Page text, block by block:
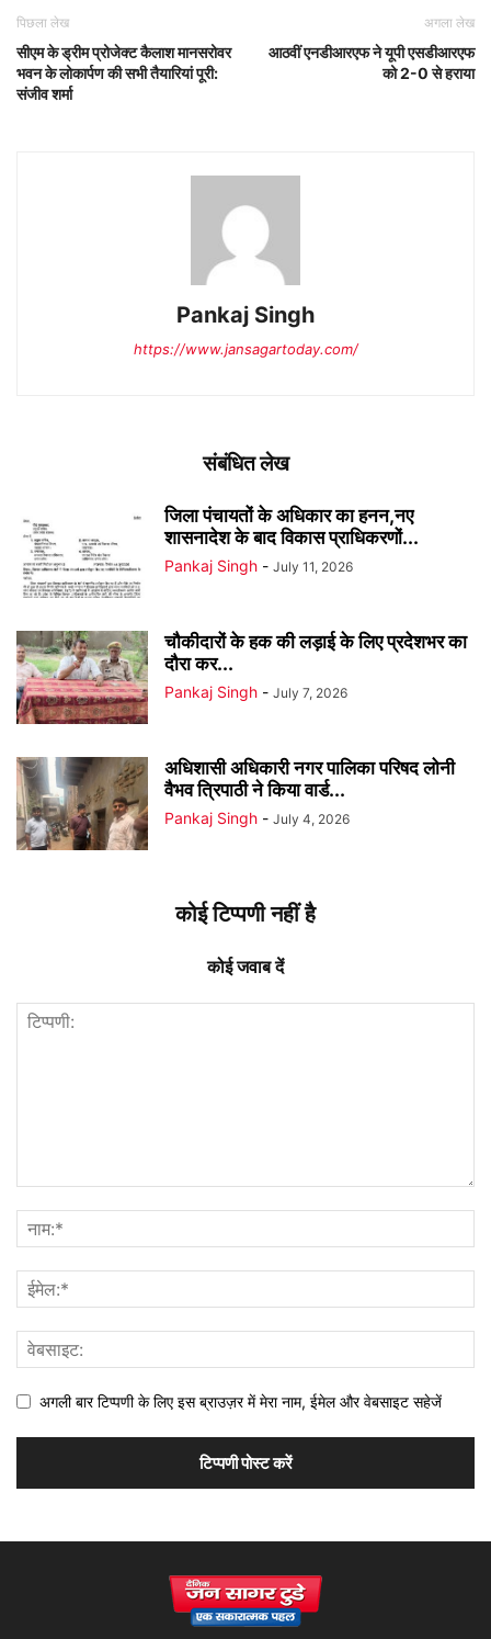
पिछला लेख
सीएम के ड्रीम प्रोजेक्ट कैलाश मानसरोवर
भवन के लोकार्पण की सभी तैयारियां पूरी:
संजीव शर्मा
अगला लेख
आठवीं एनडीआरएफ ने यूपी एसडीआरएफ
को 2-0 से हराया
Pankaj Singh
https://www.jansagartoday.com/
संबंधित लेख
जिला पंचायतों के अधिकार का हनन,नए
शासनादेश के बाद विकास प्राधिकरणों...
Pankaj Singh - July 11, 2026
चौकीदारों के हक की लड़ाई के लिए प्रदेशभर का
दौरा कर...
Pankaj Singh - July 7, 2026
अधिशासी अधिकारी नगर पालिका परिषद लोनी
वैभव त्रिपाठी ने किया वार्ड...
Pankaj Singh - July 4, 2026
कोई टिप्पणी नहीं है
कोई जवाब दें
अगली बार टिप्पणी के लिए इस ब्राउज़र में मेरा नाम, ईमेल और वेबसाइट सहेजें